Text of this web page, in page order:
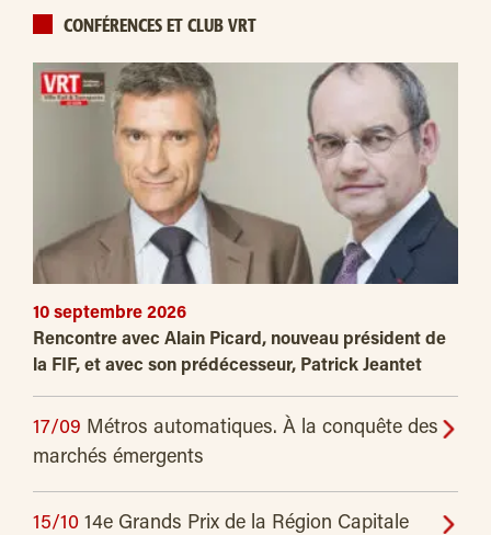
CONFÉRENCES ET CLUB VRT
10 septembre 2026
Rencontre avec Alain Picard, nouveau président de
la FIF, et avec son prédécesseur, Patrick Jeantet
17/09 Métros automatiques. À la conquête des
marchés émergents
15/10 14e Grands Prix de la Région Capitale